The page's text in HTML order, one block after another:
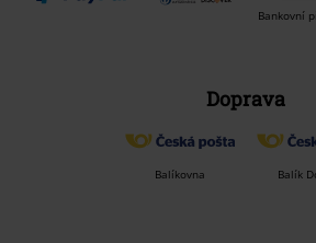
Bankovní
Doprava
Balíkovna Balík